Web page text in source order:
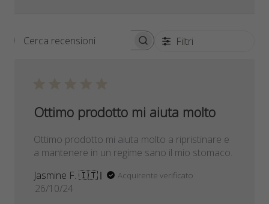
Cerca
Filtri
Ottimo prodotto mi aiuta molto
Ottimo prodotto mi aiuta molto a ripristinare e
a mantenere in un regime sano il mio stomaco.
Jasmine F. 🇮🇹
Acquirente verificato
Data
26/10/24